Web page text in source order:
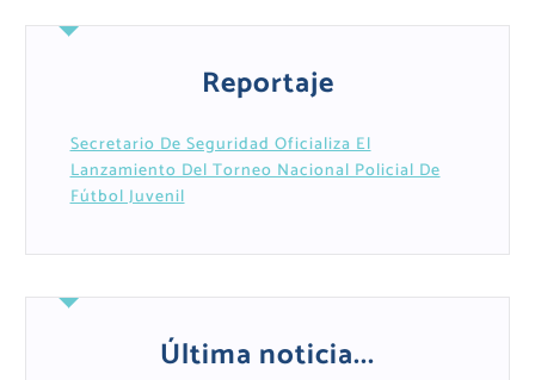
Reportaje
Secretario De Seguridad Oficializa El
Lanzamiento Del Torneo Nacional Policial De
Fútbol Juvenil
Última noticia...